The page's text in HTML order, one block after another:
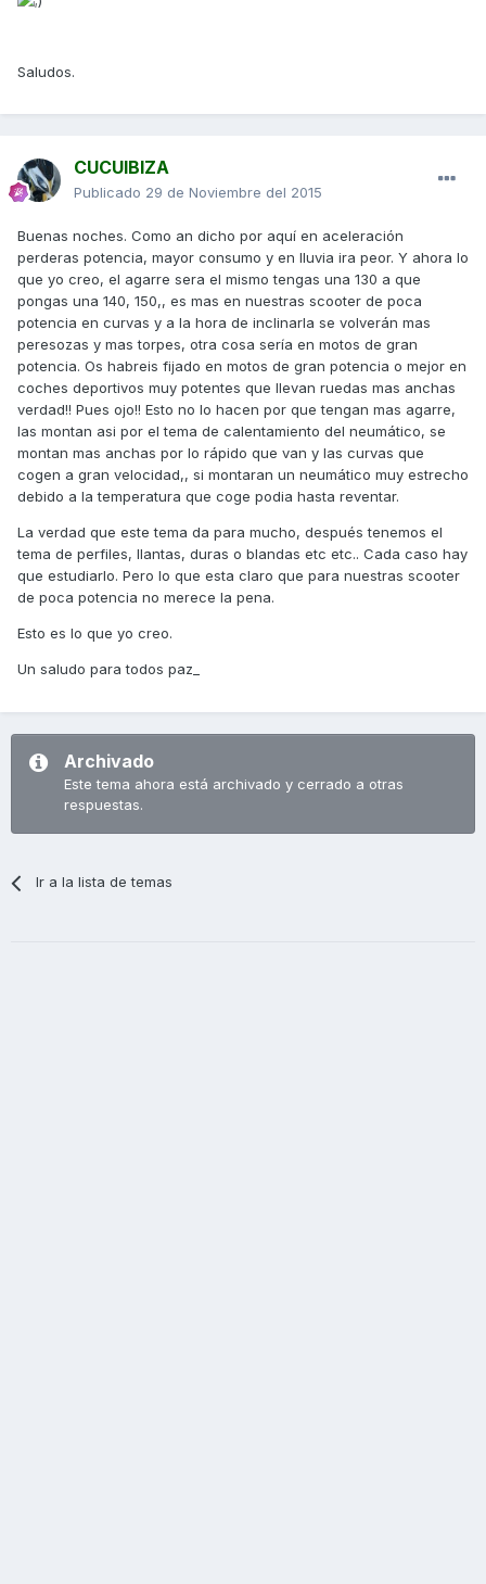
Saludos.
CUCUIBIZA
Publicado 29 de Noviembre del 2015
Buenas noches. Como an dicho por aquí en aceleración
perderas potencia, mayor consumo y en lluvia ira peor. Y ahora lo
que yo creo, el agarre sera el mismo tengas una 130 a que
pongas una 140, 150,, es mas en nuestras scooter de poca
potencia en curvas y a la hora de inclinarla se volverán mas
peresozas y mas torpes, otra cosa sería en motos de gran
potencia. Os habreis fijado en motos de gran potencia o mejor en
coches deportivos muy potentes que llevan ruedas mas anchas
verdad!! Pues ojo!! Esto no lo hacen por que tengan mas agarre,
las montan asi por el tema de calentamiento del neumático, se
montan mas anchas por lo rápido que van y las curvas que
cogen a gran velocidad,, si montaran un neumático muy estrecho
debido a la temperatura que coge podia hasta reventar.
La verdad que este tema da para mucho, después tenemos el
tema de perfiles, llantas, duras o blandas etc etc.. Cada caso hay
que estudiarlo. Pero lo que esta claro que para nuestras scooter
de poca potencia no merece la pena.
Esto es lo que yo creo.
Un saludo para todos paz_
Archivado
Este tema ahora está archivado y cerrado a otras
respuestas.
Ir a la lista de temas